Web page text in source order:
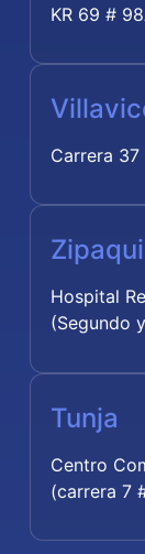
KR 69 #
Carrera
Hospital
(Segundo
Tunja
Centro
(carrera 7